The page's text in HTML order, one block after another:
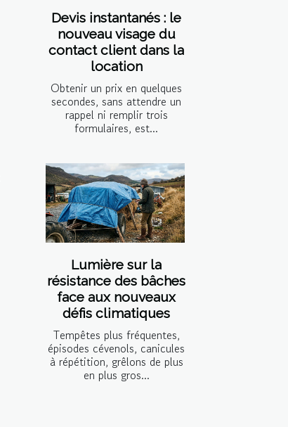
Devis instantanés : le
nouveau visage du
contact client dans la
location
Obtenir un prix en quelques
secondes, sans attendre un
rappel ni remplir trois
formulaires, est...
Lumière sur la
résistance des bâches
face aux nouveaux
défis climatiques
Tempêtes plus fréquentes,
épisodes cévenols, canicules
à répétition, grêlons de plus
en plus gros...